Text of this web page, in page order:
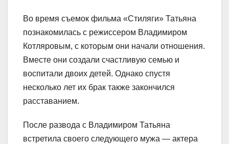
Во время съемок фильма «Стиляги» Татьяна
познакомилась с режиссером Владимиром
Котляровым, с которым они начали отношения.
Вместе они создали счастливую семью и
воспитали двоих детей. Однако спустя
несколько лет их брак также закончился
расставанием.
После развода с Владимиром Татьяна
встретила своего следующего мужа — актера